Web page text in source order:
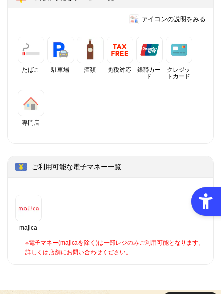
アイコンの説明をみる
たばこ 駐車場 酒類 免税対応
銀聯カー
ド
クレジッ
トカード
専門店
ご利用可能な電子マネー一覧
majica
※電子マネー(majicaを除く)は一部レジのみご利用可能となります。
詳しくは店舗にお問い合わせください。